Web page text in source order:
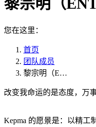
黎宗明（
您在这里：
首页
团队成员
黎宗明（E…
改变我命运的是态度，万
Kepma 的愿景是：以精工